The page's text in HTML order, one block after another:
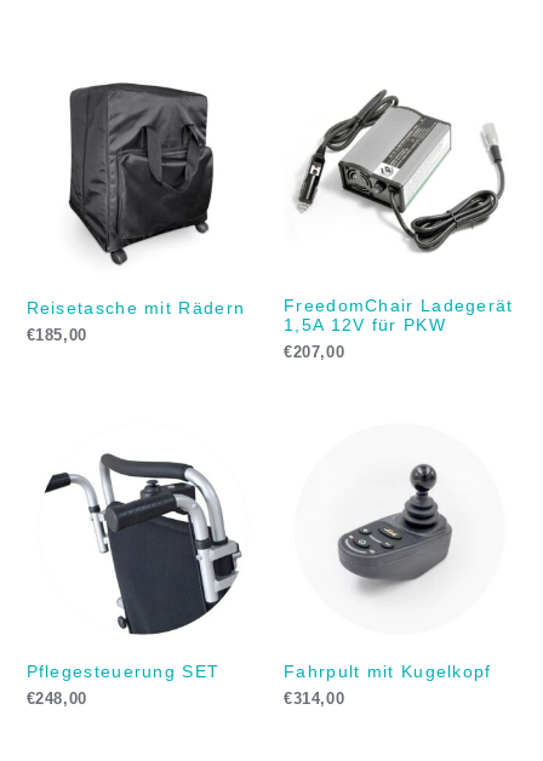
Reisetasche mit Rädern
€185,00
FreedomChair Ladegerät
1,5A 12V für PKW
€207,00
Pflegesteuerung SET
€248,00
Fahrpult mit Kugelkopf
€314,00